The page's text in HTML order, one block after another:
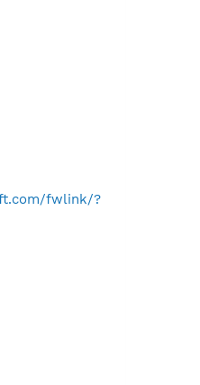
fwlink/?